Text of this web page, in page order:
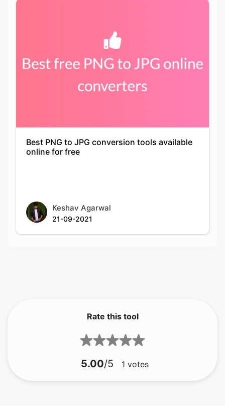
5.00/5 1votes